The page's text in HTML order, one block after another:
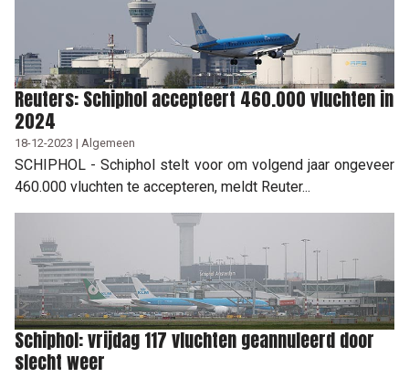
Reuters: Schiphol accepteert 460.000 vluchten in
2024
18-12-2023 | Algemeen
SCHIPHOL - Schiphol stelt voor om volgend jaar ongeveer
460.000 vluchten te accepteren, meldt Reuter...
Schiphol: vrijdag 117 vluchten geannuleerd door
slecht weer